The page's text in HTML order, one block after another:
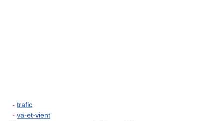
- trafic
- va-et-vient